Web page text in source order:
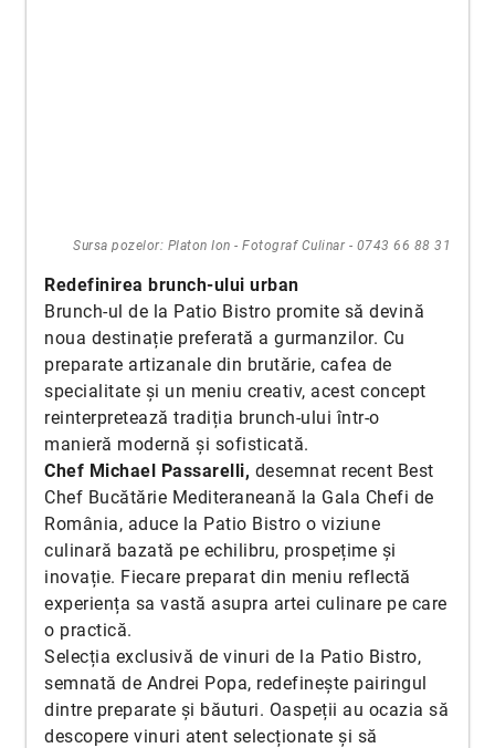
Sursa pozelor: Platon Ion - Fotograf Culinar - 0743 66 88 31
Redefinirea brunch-ului urban
Brunch-ul de la Patio Bistro promite să devină
noua destinație preferată a gurmanzilor. Cu
preparate artizanale din brutărie, cafea de
specialitate și un meniu creativ, acest concept
reinterpretează tradiția brunch-ului într-o
manieră modernă și sofisticată.
Chef Michael Passarelli, desemnat recent Best
Chef Bucătărie Mediteraneană la Gala Chefi de
România, aduce la Patio Bistro o viziune
culinară bazată pe echilibru, prospețime și
inovație. Fiecare preparat din meniu reflectă
experiența sa vastă asupra artei culinare pe care
o practică.
Selecția exclusivă de vinuri de la Patio Bistro,
semnată de Andrei Popa, redefinește pairingul
dintre preparate și băuturi. Oaspeții au ocazia să
descopere vinuri atent selecționate și să